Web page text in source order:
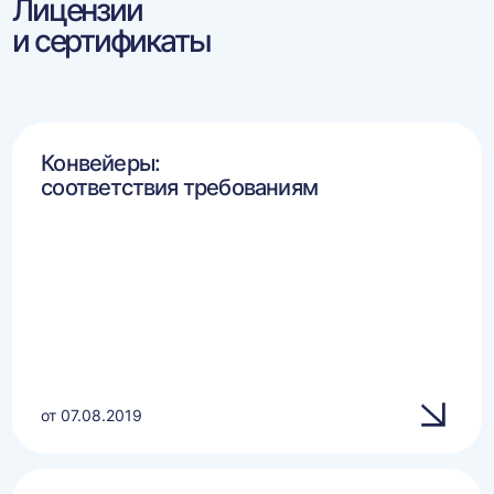
Лицензии
и сертификаты
Конвейеры:
соответствия требованиям
от 07.08.2019